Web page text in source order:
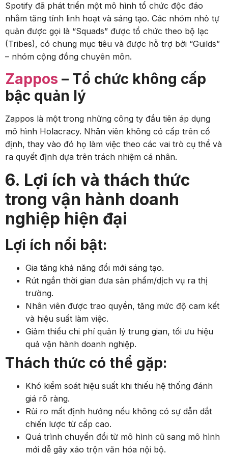
Spotify đã phát triển một mô hình tổ chức độc đáo
nhằm tăng tính linh hoạt và sáng tạo. Các nhóm nhỏ tự
quản được gọi là “Squads” được tổ chức theo bộ lạc
(Tribes), có chung mục tiêu và được hỗ trợ bởi “Guilds”
– nhóm cộng đồng chuyên môn.
Zappos – Tổ chức không cấp
bậc quản lý
Zappos là một trong những công ty đầu tiên áp dụng
mô hình Holacracy. Nhân viên không có cấp trên cố
định, thay vào đó họ làm việc theo các vai trò cụ thể và
ra quyết định dựa trên trách nhiệm cá nhân.
6. Lợi ích và thách thức
trong vận hành doanh
nghiệp hiện đại
Lợi ích nổi bật:
Gia tăng khả năng đổi mới sáng tạo.
Rút ngắn thời gian đưa sản phẩm/dịch vụ ra thị
trường.
Nhân viên được trao quyền, tăng mức độ cam kết
và hiệu suất làm việc.
Giảm thiểu chi phí quản lý trung gian, tối ưu hiệu
quả vận hành doanh nghiệp.
Thách thức có thể gặp:
Khó kiểm soát hiệu suất khi thiếu hệ thống đánh
giá rõ ràng.
Rủi ro mất định hướng nếu không có sự dẫn dắt
chiến lược từ cấp cao.
Quá trình chuyển đổi từ mô hình cũ sang mô hình
mới dễ gây xáo trộn văn hóa nội bộ.